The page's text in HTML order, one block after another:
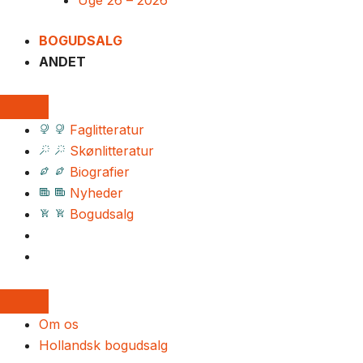
BOGUDSALG
ANDET
Faglitteratur
Skønlitteratur
Biografier
Nyheder
Bogudsalg
Om os
Hollandsk bogudsalg